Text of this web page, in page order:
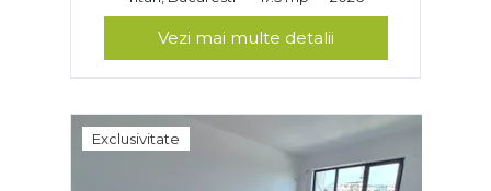
Vezi mai multe detalii
Exclusivitate